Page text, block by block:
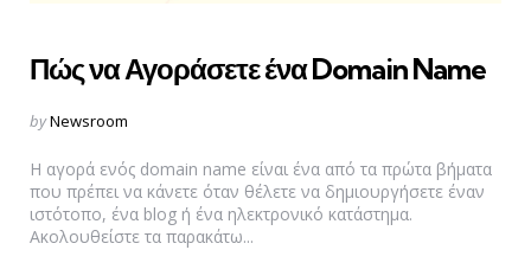
Πώς να Αγοράσετε ένα Domain Name
Posted
byNewsroom
Η αγορά ενός domain name είναι ένα από τα πρώτα βήματα
που πρέπει να κάνετε όταν θέλετε να δημιουργήσετε έναν
ιστότοπο, ένα blog ή ένα ηλεκτρονικό κατάστημα.
Ακολουθείστε τα παρακάτω...